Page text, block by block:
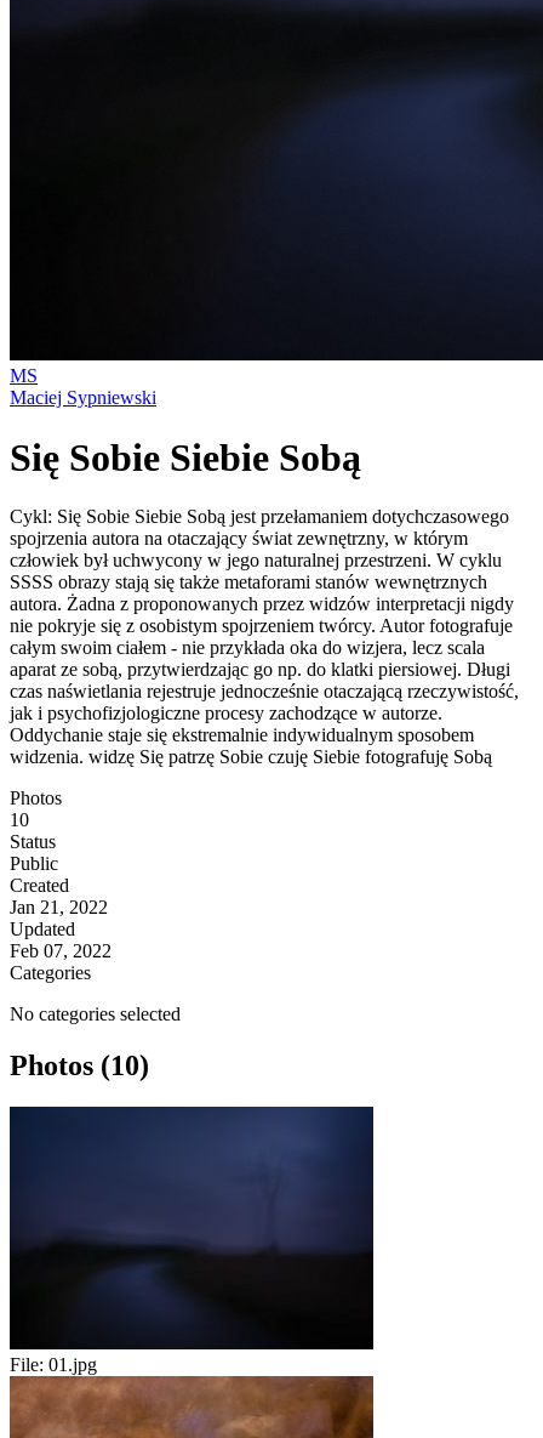
MS
Maciej Sypniewski
Się Sobie Siebie Sobą
Cykl: Się Sobie Siebie Sobą jest przełamaniem dotychczasowego
spojrzenia autora na otaczający świat zewnętrzny, w którym
człowiek był uchwycony w jego naturalnej przestrzeni. W cyklu
SSSS obrazy stają się także metaforami stanów wewnętrznych
autora. Żadna z proponowanych przez widzów interpretacji nigdy
nie pokryje się z osobistym spojrzeniem twórcy. Autor fotografuje
całym swoim ciałem - nie przykłada oka do wizjera, lecz scala
aparat ze sobą, przytwierdzając go np. do klatki piersiowej. Długi
czas naświetlania rejestruje jednocześnie otaczającą rzeczywistość,
jak i psychofizjologiczne procesy zachodzące w autorze.
Oddychanie staje się ekstremalnie indywidualnym sposobem
widzenia. widzę Się patrzę Sobie czuję Siebie fotografuję Sobą
Photos
10
Status
Public
Created
Jan 21, 2022
Updated
Feb 07, 2022
Categories
No categories selected
Photos (10)
File: 01.jpg